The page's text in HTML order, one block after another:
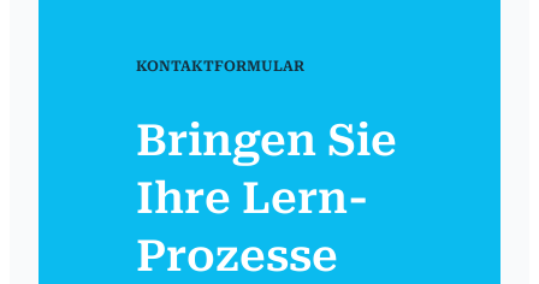
KONTAKTFORMULAR
Bringen Sie
Ihre Lern-
Prozesse